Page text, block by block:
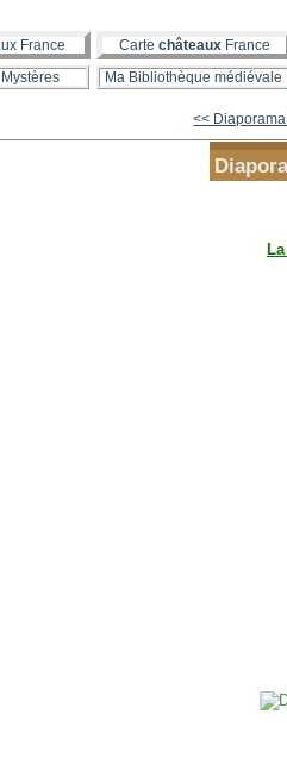
France Carte châteauxFrance
Ma Bibliothèque médiévale
<<